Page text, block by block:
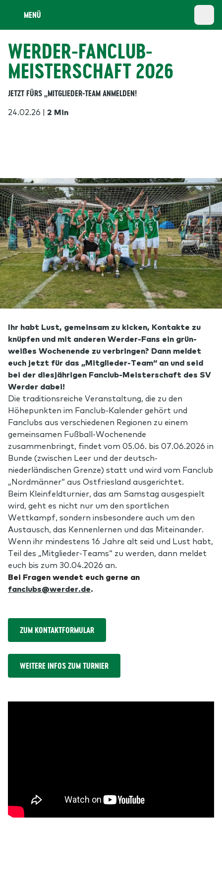
MENÜ
WERDER-FANCLUB-
MEISTERSCHAFT 2026
JETZT FÜRS „MITGLIEDER-TEAM ANMELDEN!
24.02.26 | 2 Min
Ihr habt Lust, gemeinsam zu kicken, Kontakte zu
knüpfen und mit anderen Werder-Fans ein grün-
weißes Wochenende zu verbringen? Dann meldet
euch jetzt für das „Mitglieder-Team“ an und seid
bei der diesjährigen Fanclub-Meisterschaft des SV
Werder dabei!
Die traditionsreiche Veranstaltung, die zu den
Höhepunkten im Fanclub-Kalender gehört und
Fanclubs aus verschiedenen Regionen zu einem
gemeinsamen Fußball-Wochenende
zusammenbringt, findet vom 05.06. bis 07.06.2026 in
Bunde (zwischen Leer und der deutsch-
niederländischen Grenze) statt und wird vom Fanclub
„Nordmänner“ aus Ostfriesland ausgerichtet.
Beim Kleinfeldturnier, das am Samstag ausgespielt
wird, geht es nicht nur um den sportlichen
Wettkampf, sondern insbesondere auch um den
Austausch, das Kennenlernen und das Miteinander.
Wenn ihr mindestens 16 Jahre alt seid und Lust habt,
Teil des „Mitglieder-Teams“ zu werden, dann meldet
euch bis zum 30.04.2026 an.
Bei Fragen wendet euch gerne an
fanclubs@werder.de.
ZUM KONTAKTFORMULAR
WEITERE INFOS ZUM TURNIER